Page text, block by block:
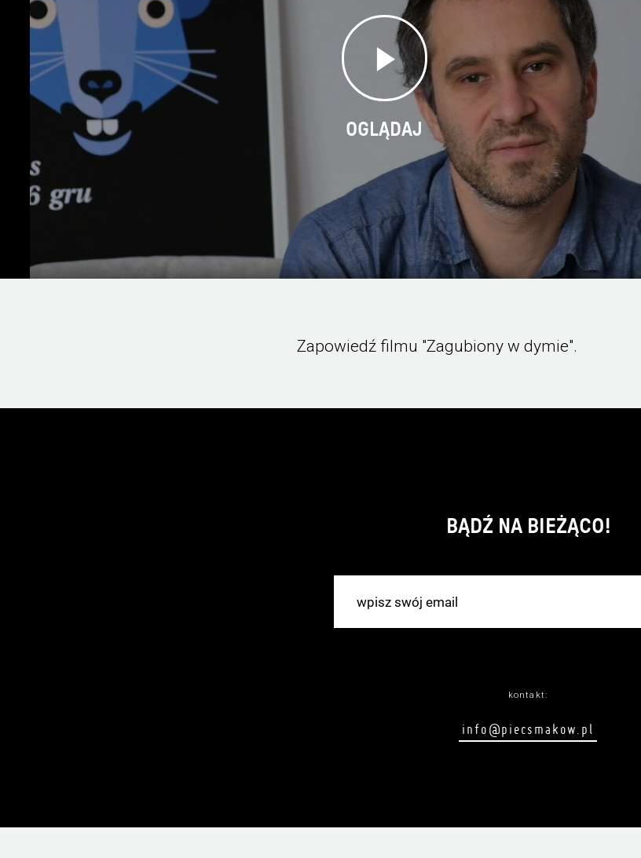
OGLĄDAJ
Zapowiedź filmu "Zagubiony w dymie".
BĄDŹ NA BIEŻĄCO!
kontakt:
info@piecsmakow.pl